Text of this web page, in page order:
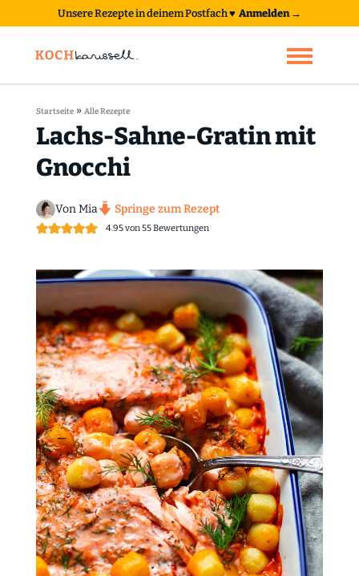
Unsere Rezepte in deinem Postfach♥ Anmelden →
Startseite» Alle Rezepte
Lachs-Sahne-Gratin mit
Gnocchi
Von Mia Springe zum Rezept
4.95von55Bewertungen